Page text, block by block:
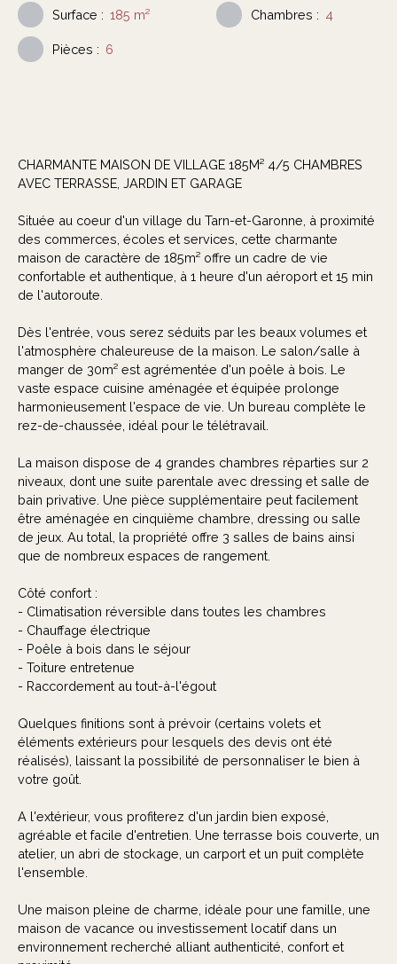
Surface : 185 m² Chambres : 4
Pièces : 6
CHARMANTE MAISON DE VILLAGE 185M² 4/5 CHAMBRES
AVEC TERRASSE, JARDIN ET GARAGE
Située au coeur d'un village du Tarn-et-Garonne, à proximité
des commerces, écoles et services, cette charmante
maison de caractère de 185m² offre un cadre de vie
confortable et authentique, à 1 heure d'un aéroport et 15 min
de l'autoroute.
Dès l'entrée, vous serez séduits par les beaux volumes et
l'atmosphère chaleureuse de la maison. Le salon/salle à
manger de 30m² est agrémentée d'un poêle à bois. Le
vaste espace cuisine aménagée et équipée prolonge
harmonieusement l'espace de vie. Un bureau complète le
rez-de-chaussée, idéal pour le télétravail.
La maison dispose de 4 grandes chambres réparties sur 2
niveaux, dont une suite parentale avec dressing et salle de
bain privative. Une pièce supplémentaire peut facilement
être aménagée en cinquième chambre, dressing ou salle
de jeux. Au total, la propriété offre 3 salles de bains ainsi
que de nombreux espaces de rangement.
Côté confort :
- Climatisation réversible dans toutes les chambres
- Chauffage électrique
- Poêle à bois dans le séjour
- Toiture entretenue
- Raccordement au tout-à-l'égout
Quelques finitions sont à prévoir (certains volets et
éléments extérieurs pour lesquels des devis ont été
réalisés), laissant la possibilité de personnaliser le bien à
votre goût.
A l'extérieur, vous profiterez d'un jardin bien exposé,
agréable et facile d'entretien. Une terrasse bois couverte, un
atelier, un abri de stockage, un carport et un puit complète
l'ensemble.
Une maison pleine de charme, idéale pour une famille, une
maison de vacance ou investissement locatif dans un
environnement recherché alliant authenticité, confort et